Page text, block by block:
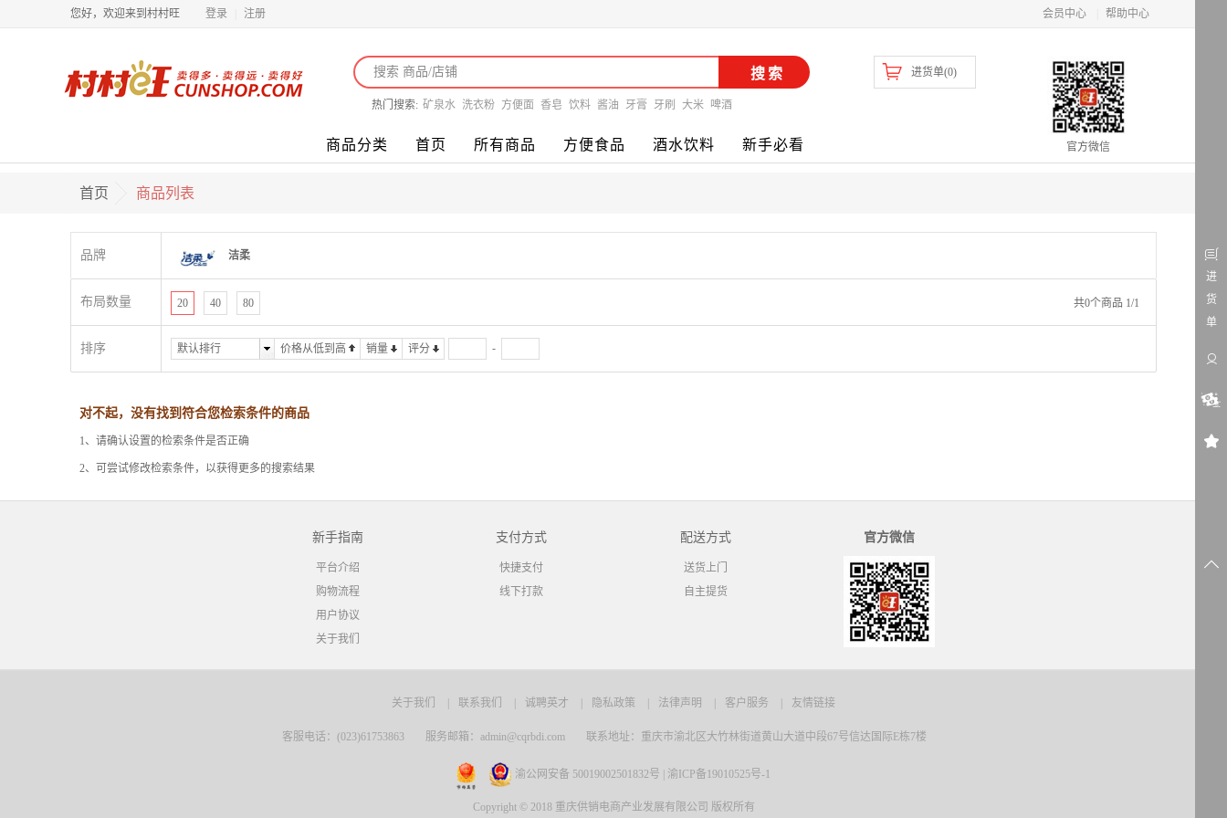
您好，欢迎来到村村旺 登录 注册 会员中心 帮助中心
搜索
热门搜索: 矿泉水 洗衣粉 方便面 香皂 饮料 酱油 牙膏 牙刷 大米 啤酒
进货单(0)
商品分类 首页 所有商品 方便食品 酒水饮料 新手必看 官方微信
进
货
单
首页 商品列表
品牌 洁柔
布局数量 20 40 80 共0个商品 1/1
排序 默认排行 价格从低到高 销量 评分 -
对不起，没有找到符合您检索条件的商品
1、请确认设置的检索条件是否正确
2、可尝试修改检索条件，以获得更多的搜索结果
新手指南
平台介绍
购物流程
用户协议
关于我们
支付方式
快捷支付
线下打款
配送方式
送货上门
自主提货
官方微信
关于我们 联系我们 诚聘英才 隐私政策 法律声明 客户服务 友情链接
客服电话：(023)61753863 服务邮箱：admin@cqrbdi.com 联系地址：重庆市渝北区大竹林街道黄山大道中段67号信达国际E栋7楼
渝公网安备 50019002501832号 | 渝ICP备19010525号-1
Copyright © 2018 重庆供销电商产业发展有限公司 版权所有